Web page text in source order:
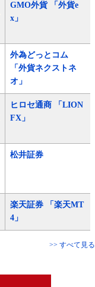
GMO外貨 「外貨e
x」
外為どっとコム
「外貨ネクストネ
オ」
ヒロセ通商 「LION
FX」
松井証券
楽天証券 「楽天MT
4」
>> すべて見る